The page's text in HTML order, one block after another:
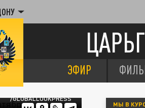
ЭФИР
/GLOBALLOOKPRESS
МЫ В